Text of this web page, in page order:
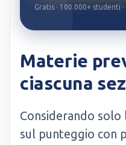
Gratis · 100.000+ studenti
Materie
ciascuna
Considerando solo
sul punteggio con